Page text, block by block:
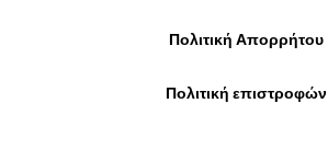
Πολιτική Απορρήτου
Πολιτική επιστροφών